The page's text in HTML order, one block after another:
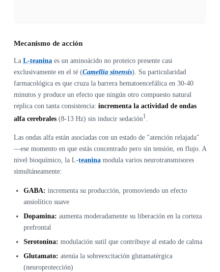
Mecanismo de acción
La L-teanina es un aminoácido no proteico presente casi
exclusivamente en el té (Camellia sinensis). Su particularidad
farmacológica es que cruza la barrera hematoencefálica en 30-40
minutos y produce un efecto que ningún otro compuesto natural
replica con tanta consistencia: incrementa la actividad de ondas
alfa cerebrales (8-13 Hz) sin inducir sedación1
Las ondas alfa están asociadas con un estado de "atención relajada"
—ese momento en que estás concentrado pero sin tensión, en flujo. A
nivel bioquímico, la L-teanina modula varios neurotransmisores
simultáneamente:
GABA: incrementa su producción, promoviendo un efecto
ansiolítico suave
Dopamina: aumenta moderadamente su liberación en la corteza
prefrontal
Serotonina: modulación sutil que contribuye al estado de calma
Glutamato: atenúa la sobreexcitación glutamatérgica
(neuroprotección)